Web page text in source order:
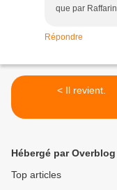
que par
Répondre
< Il revient.
Hébergé par Overblog
Top articles